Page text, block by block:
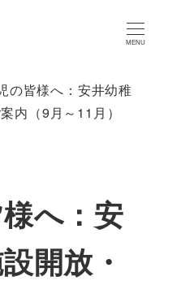
MENU
の皆様へ：安井幼稚
内（9月～11月）
へ：安
開放・